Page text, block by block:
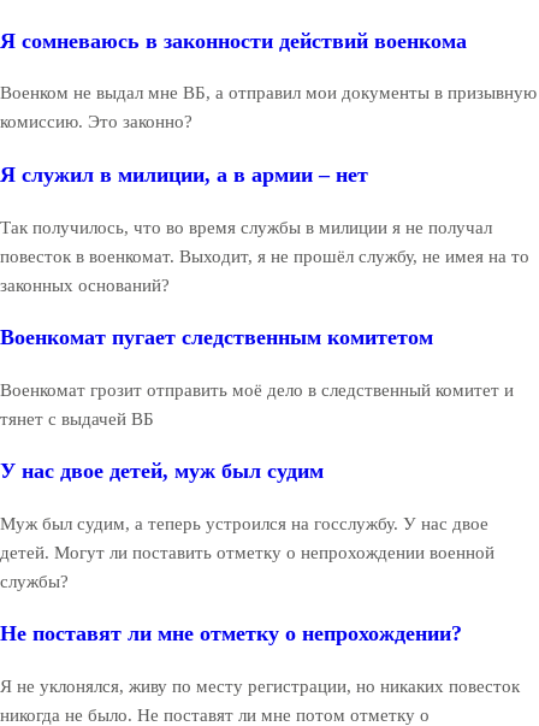
Я сомневаюсь в законности действий военкома
Военком не выдал мне ВБ, а отправил мои документы в призывную
комиссию. Это законно?
Я служил в милиции, а в армии – нет
Так получилось, что во время службы в милиции я не получал
повесток в военкомат. Выходит, я не прошёл службу, не имея на то
законных оснований?
Военкомат пугает следственным комитетом
Военкомат грозит отправить моё дело в следственный комитет и
тянет с выдачей ВБ
У нас двое детей, муж был судим
Муж был судим, а теперь устроился на госслужбу. У нас двое
детей. Могут ли поставить отметку о непрохождении военной
службы?
Не поставят ли мне отметку о непрохождении?
Я не уклонялся, живу по месту регистрации, но никаких повесток
никогда не было. Не поставят ли мне потом отметку о